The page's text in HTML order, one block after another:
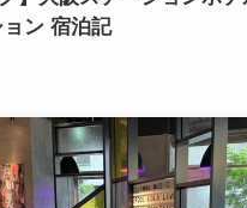
ン 宿泊記